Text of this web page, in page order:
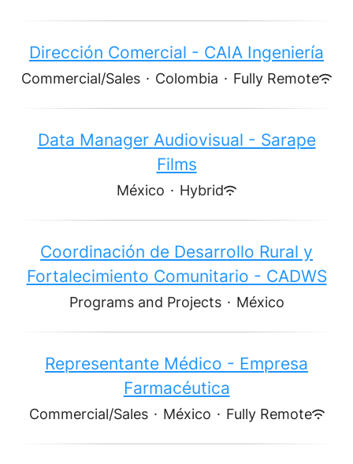
Dirección Comercial - CAIA Ingeniería
Commercial/Sales · Colombia · Fully Remote
Data Manager Audiovisual - Sarape
Films
México · Hybrid
Coordinación de Desarrollo Rural y
Fortalecimiento Comunitario - CADWS
Programs and Projects · México
Representante Médico - Empresa
Farmacéutica
Commercial/Sales · México · Fully Remote